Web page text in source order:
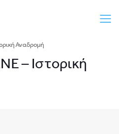
Αναδρομή
– Ιστορική